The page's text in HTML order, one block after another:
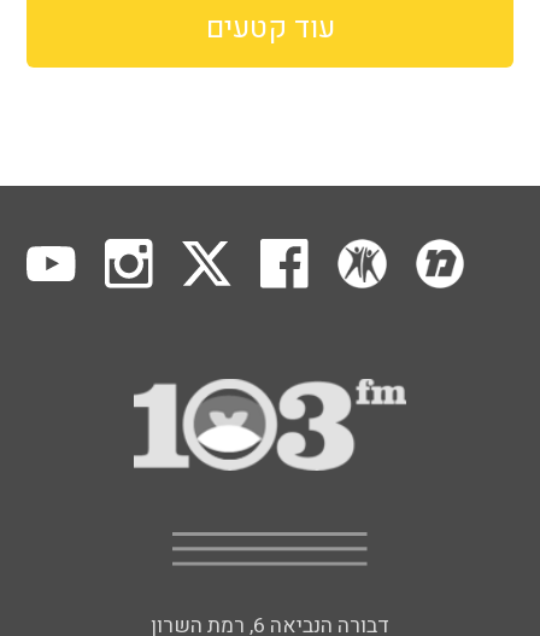
עוד קטעים
דבורה הנביאה 6, רמת השרון